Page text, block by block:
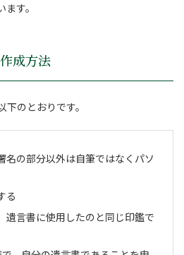
す。
成方法
のとおりです。
名の部分以外は自筆ではなくパソ
る
遺言書に使用したのと同じ印鑑で